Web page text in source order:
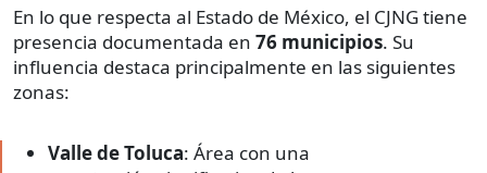
En lo que respecta al Estado de México, el CJNG tiene
presencia documentada en 76 municipios. Su
influencia destaca principalmente en las siguientes
zonas:
Valle de Toluca: Área con una